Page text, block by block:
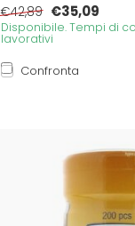
€42,89 €35,09
Disponibile. Tempi di
lavorativi
Confronta